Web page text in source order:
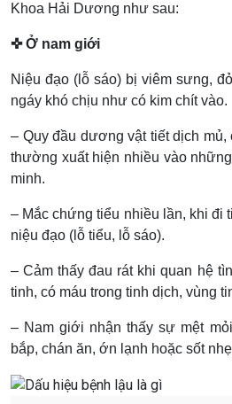
Khoa Hải Dương như sau:
✜ Ở nam giới
Niệu đạo (lỗ sáo) bị viêm sưng,
ngáy khó chịu như có kim chít vào.
– Quy đầu dương vật tiết dịch mủ,
thường xuất hiện nhiều vào
minh.
– Mắc chứng tiểu nhiều lần, khi đi
niệu đạo (lỗ tiểu, lỗ sáo).
– Cảm thấy đau rát khi quan hệ
tinh, có máu trong tinh dịch, vùng
– Nam giới nhận thấy sự mệt
bắp, chán ăn, ớn lạnh hoặc sốt